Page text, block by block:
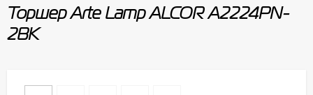
Торшер Arte Lamp ALCOR A2224PN-
2BK